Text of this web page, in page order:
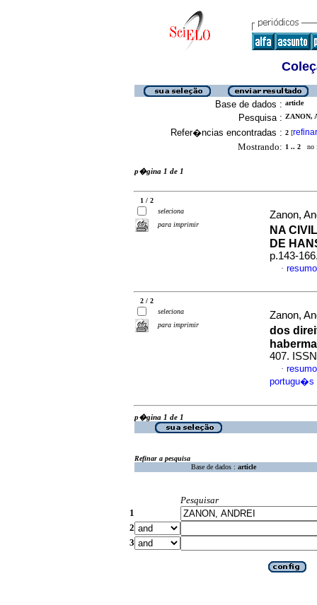
Base de dados : article
Pesquisa : ZANON,
Refer�ncias encontradas : 2 [refinar
Mostrando: 1 .. 2 no
p�gina 1 de 1
1 / 2
seleciona
para imprimir
Zanon,
NA
DE
p.143-
·
2 / 2
seleciona
para imprimir
Zanon,
dos
407.
·
portugu�s
p�gina 1 de 1
Refinar a pesquisa
Base de dados : article
Pesquisar
1
2
3